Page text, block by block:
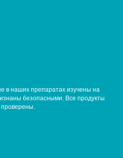
в наших препаратах изучены на
безопасными. Все продукты
проверены.